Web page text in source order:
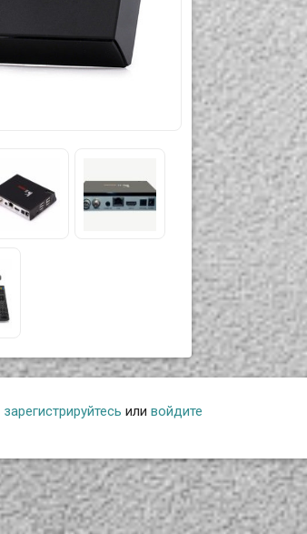
зарегистрируйтесь иливойдите